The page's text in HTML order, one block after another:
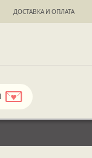
ДОСТАВКА И ОПЛАТА